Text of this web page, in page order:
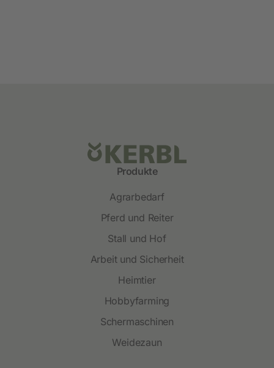
Produkte
Agrarbedarf
Pferd und Reiter
Stall und Hof
Arbeit und Sicherheit
Heimtier
Hobbyfarming
Schermaschinen
Weidezaun